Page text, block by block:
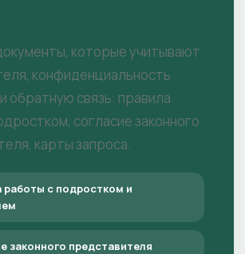
которые учитывают
конфиденциальность
обратную связь: правила
согласие законного
карты запроса.
работы с подростком и
законного представителя